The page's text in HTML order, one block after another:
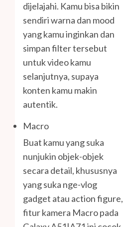
dijelajahi. Kamu bisa bikin
sendiri warna dan mood
yang kamu inginkan dan
simpan filter tersebut
untuk video kamu
selanjutnya, supaya
konten kamu makin
autentik.
Macro
Buat kamu yang suka
nunjukin objek-objek
secara detail, khususnya
yang suka nge-vlog
gadget atau action figure,
fitur kamera Macro pada